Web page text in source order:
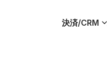
決済/CRM